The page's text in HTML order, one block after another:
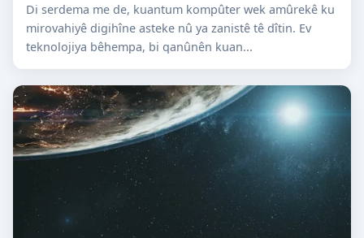
Di serdema me de, kuantum kompûter wek amûrekê ku
mirovahiyê digihîne asteke nû ya zanistê tê dîtin. Ev
teknolojiya bêhempa, bi qanûnên kuan...